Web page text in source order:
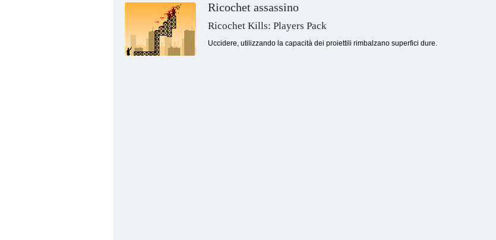
Ricochet assassino
Ricochet Kills: Players Pack
Uccidere, utilizzando la capacità dei proiettili rimbalzano superfici dure.